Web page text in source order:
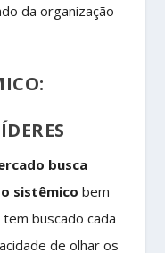
da organização
busca
sistêmico bem
buscado cada
de olhar os